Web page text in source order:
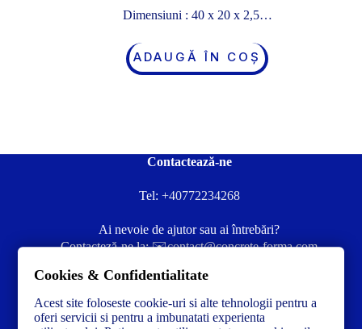
Dimensiuni : 40 x 20 x 2,5…
ADAUGĂ ÎN COȘ
Contactează-ne
Tel: +40772234268
Ai nevoie de ajutor sau ai întrebări?
Contacteză-ne la:✉️contact@concrete-forma.com
Cookies & Confidentialitate
Acest site foloseste cookie-uri si alte tehnologii pentru a
oferi servicii si pentru a imbunatati experienta